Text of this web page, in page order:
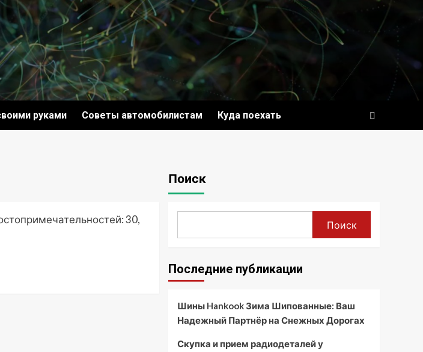
руками Советы автомобилистам Куда поехать
30,
Поиск
Поиск
Последние публикации
Шины Hankook Зима Шипованные: Ваш
Надежный Партнёр на Снежных Дорогах
Скупка и прием радиодеталей у